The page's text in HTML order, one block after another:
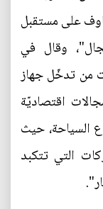
على مستقبل
وقال في
من تدخّل جهاز
اقتصاديّة
السياحة، حيث
التي تتكبد